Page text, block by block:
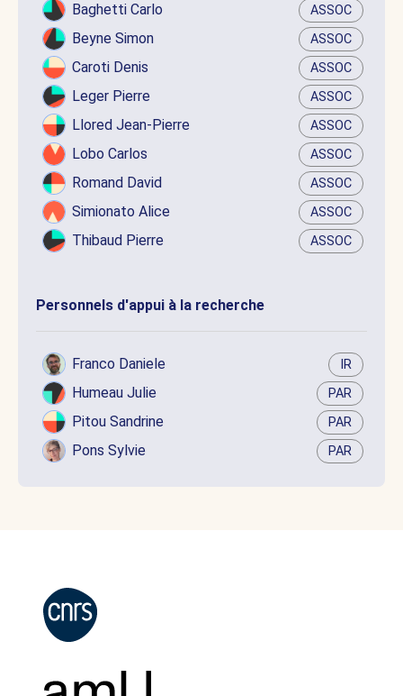
Baghetti Carlo ASSOC
Beyne Simon ASSOC
Caroti Denis ASSOC
Leger Pierre ASSOC
Llored Jean-Pierre ASSOC
Lobo Carlos ASSOC
Romand David ASSOC
Simionato Alice ASSOC
Thibaud Pierre ASSOC
Personnels d'appui à la recherche
Franco Daniele IR
Humeau Julie PAR
Pitou Sandrine PAR
Pons Sylvie PAR